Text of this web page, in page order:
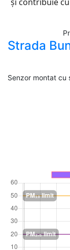
Strada
Senzor montat cu